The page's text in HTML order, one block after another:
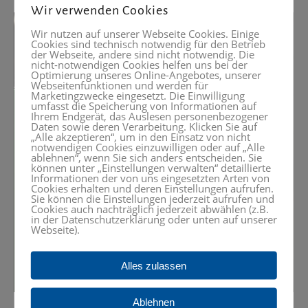
Wir verwenden Cookies
Wir nutzen auf unserer Webseite Cookies. Einige
Cookies sind technisch notwendig für den Betrieb
der Webseite, andere sind nicht notwendig. Die
nicht-notwendigen Cookies helfen uns bei der
Optimierung unseres Online-Angebotes, unserer
Webseitenfunktionen und werden für
Marketingzwecke eingesetzt. Die Einwilligung
umfasst die Speicherung von Informationen auf
Ihrem Endgerät, das Auslesen personenbezogener
Daten sowie deren Verarbeitung. Klicken Sie auf
„Alle akzeptieren“, um in den Einsatz von nicht
notwendigen Cookies einzuwilligen oder auf „Alle
ablehnen“, wenn Sie sich anders entscheiden. Sie
können unter „Einstellungen verwalten“ detaillierte
Informationen der von uns eingesetzten Arten von
Cookies erhalten und deren Einstellungen aufrufen.
Sie können die Einstellungen jederzeit aufrufen und
Cookies auch nachträglich jederzeit abwählen (z.B.
in der Datenschutzerklärung oder unten auf unserer
Webseite).
Alles zulassen
Ablehnen